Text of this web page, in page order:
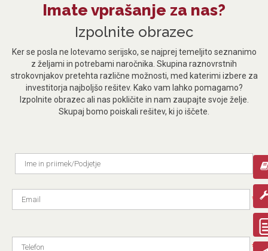
Imate vprašanje za nas?
Izpolnite obrazec
Ker se posla ne lotevamo serijsko, se najprej temeljito seznanimo
z željami in potrebami naročnika. Skupina raznovrstnih
strokovnjakov pretehta različne možnosti, med katerimi izbere za
investitorja najboljšo rešitev. Kako vam lahko pomagamo?
Izpolnite obrazec ali nas pokličite in nam zaupajte svoje želje.
Skupaj bomo poiskali rešitev, ki jo iščete.
*
*